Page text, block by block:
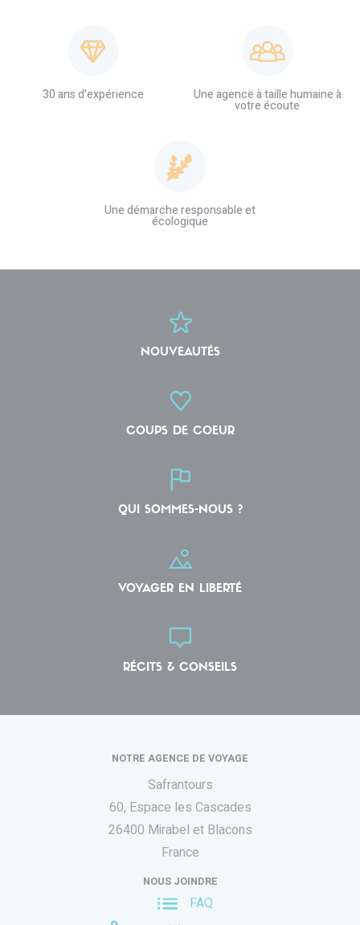
30 ans d'expérience Une agence à taille humaine à
votre écoute
Une démarche responsable et
écologique
NOUVEAUTÉS
COUPS DE COEUR
QUI SOMMES-NOUS ?
VOYAGER EN LIBERTÉ
RÉCITS & CONSEILS
NOTRE AGENCE DE VOYAGE
Safrantours
60, Espace les Cascades
26400 Mirabel et Blacons
France
NOUS JOINDRE
FAQ